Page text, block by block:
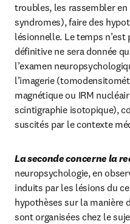
troubles, les rassembler
syndromes), faire des
lésionnelle. Le temps
définitive ne sera donnée
l’examen
l’imagerie
magnétique ou IRM
scintigraphie isotopique),
suscités par le contexte
La seconde concerne la
neuropsychologie, en
induits par les lésions du
hypothèses sur la manière
sont organisées chez le